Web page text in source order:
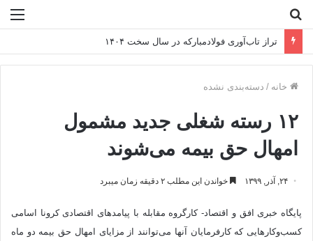
برای
تراز تاب‌آوری فولادمبارکه در سال سخت ۱۴۰۴
خانه / دسته‌بندی نشده
۱۲ رسته شغلی جدید مشمول
امهال حق بیمه می‌شوند
۲۴, آذر, ۱۳۹۹ خواندن این مطلب ۲ دقیقه زمان میبرد
پایگاه خبری افق و اقتصاد- کارگروه مقابله با پیامدهای اقتصادی کرونا اسامی
کسب‌وکارهایی که کارفرمایان آنها می‌توانند از مزایای امهال حق بیمه دو ماه